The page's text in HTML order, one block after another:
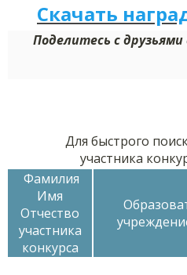
Скачать
Поделитесь с
Для быстрого
участника
Фамилия
Имя
Отчество
участника
конкурса